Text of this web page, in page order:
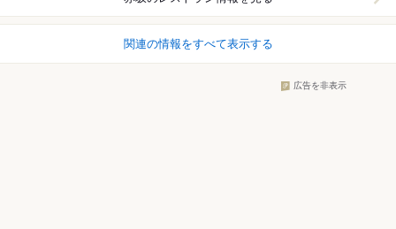
関連の情報をすべて表示する
広告を非表示